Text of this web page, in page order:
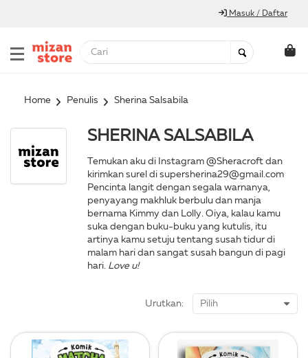
Masuk / Daftar
Home Penulis Sherina Salsabila
SHERINA SALSABILA
Temukan aku di Instagram @Sheracroft dan
kirimkan surel di supersherina29@gmail.com
Pencinta langit dengan segala warnanya,
penyayang makhluk berbulu dan manja
bernama Kimmy dan Lolly. Oiya, kalau kamu
suka dengan buku-buku yang kutulis, itu
artinya kamu setuju tentang susah tidur di
malam hari dan sangat susah bangun di pagi
hari. Love u!
Urutkan: